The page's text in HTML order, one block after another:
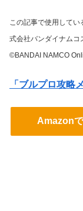
この記事で使用して
式会社バンダイナムコ
©BANDAI NAMCO
「ブルプロ攻略
Amazon